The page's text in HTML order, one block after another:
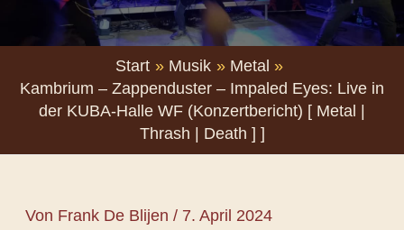
Start Musik
Metal
Kambrium – Zappenduster – Impaled Eyes: Live in
der KUBA-Halle WF (Konzertbericht) [ Metal |
Thrash | Death ] ]
Von Frank De Blijen / 7. April 2024